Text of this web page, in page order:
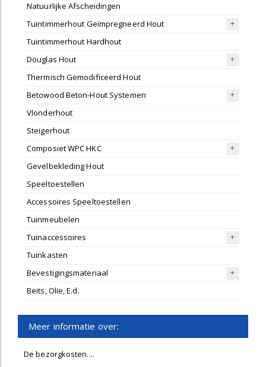
Natuurlijke Afscheidingen
Tuintimmerhout Geïmpregneerd Hout
Tuintimmerhout Hardhout
Douglas Hout
Thermisch Gemodificeerd Hout
Betowood Beton-Hout Systemen
Vlonderhout
Steigerhout
Composiet WPC HKC
Gevelbekleding Hout
Speeltoestellen
Accessoires Speeltoestellen
Tuinmeubelen
Tuinaccessoires
Tuinkasten
Bevestigingsmateriaal
Beits, Olie, E.d.
Meer informatie over:
De bezorgkosten....